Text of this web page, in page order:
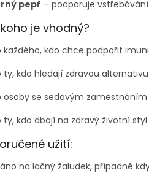
pepř – podporuje
koho je vhodný?
každého, kdo chce podpořit
ty, kdo hledají zdravou
osoby se sedavým
ty, kdo dbají na zdravý životní
užití:
na lačný žaludek, případně